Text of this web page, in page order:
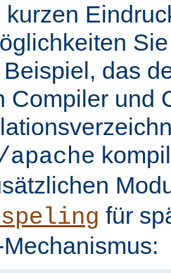
kurzen
das
Compiler und
für